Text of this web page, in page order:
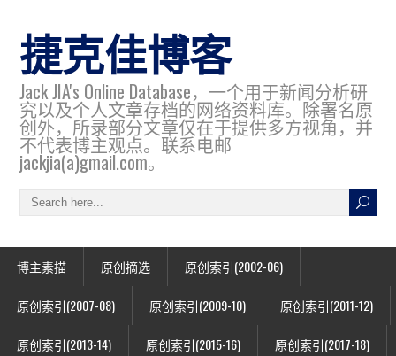
捷克佳博客
Jack JIA's Online Database，一个用于新闻分析研
究以及个人文章存档的网络资料库。除署名原
创外，所录部分文章仅在于提供多方视角，并
不代表博主观点。联系电邮
jackjia(a)gmail.com。
博主素描 原创摘选 原创索引(2002-06)
原创索引(2007-08) 原创索引(2009-10) 原创索引(2011-12)
原创索引(2013-14) 原创索引(2015-16) 原创索引(2017-18)